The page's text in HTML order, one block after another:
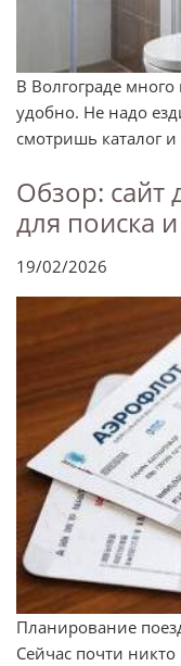
В Волгограде
удобно. Не надо
смотришь каталог
Обзор: сайт
для поиска
19/02/2026
Планирование
Сейчас почти